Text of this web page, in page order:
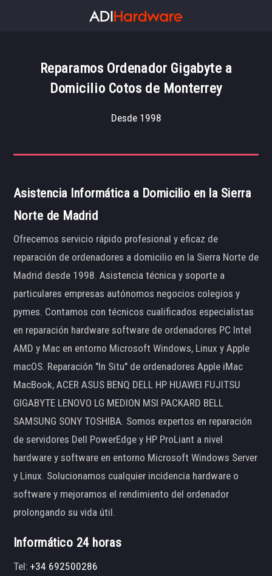
Reparamos Ordenador Gigabyte a
Domicilio Cotos de Monterrey
Desde 1998
Asistencia Informática a Domicilio en la Sierra
Norte de Madrid
Ofrecemos servicio rápido profesional y eficaz de
reparación de ordenadores a domicilio en la Sierra Norte de
Madrid desde 1998. Asistencia técnica y soporte a
particulares empresas autónomos negocios colegios y
pymes. Contamos con técnicos cualificados especialistas
en reparación hardware software de ordenadores PC Intel
AMD y Mac en entorno Microsoft Windows, Linux y Apple
macOS. Reparación "In Situ" de ordenadores Apple iMac
MacBook, ACER ASUS BENQ DELL HP HUAWEI FUJITSU
GIGABYTE LENOVO LG MEDION MSI PACKARD BELL
SAMSUNG SONY TOSHIBA. Somos expertos en reparación
de servidores Dell PowerEdge y HP ProLiant a nivel
hardware y software en entorno Microsoft Windows Server
y Linux. Solucionamos cualquier incidencia hardware o
software y mejoramos el rendimiento del ordenador
prolongando su vida útil.
Informático 24 horas
Tel:+34 692500286